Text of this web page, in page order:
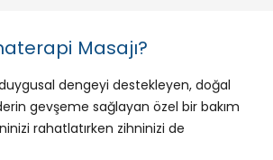
Masajı?
dengeyi destekleyen, doğal
gevşeme sağlayan özel bir bakım
rahatlatırken zihninizi de